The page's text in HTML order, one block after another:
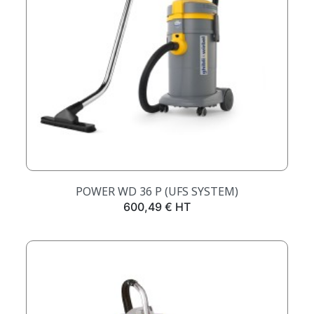
POWER WD 36 P (UFS SYSTEM)
Prix
600,49 € HT